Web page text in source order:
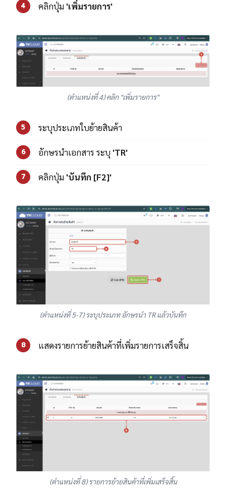
4 คลิกปุ่ม 'เพิ่มรายการ'
(ตำแหน่งที่ 4) คลิก "เพิ่มรายการ"
5 ระบุประเภทใบย้ายสินค้า
6 อักษรนำเอกสาร ระบุ 'TR'
7 คลิกปุ่ม 'บันทึก [F2]'
(ตำแหน่งที่ 5-7) ระบุประเภท อักษรนำ TR แล้วบันทึก
8 แสดงรายการย้ายสินค้าที่เพิ่มรายการเสร็จสิ้น
(ตำแหน่งที่ 8) รายการย้ายสินค้าที่เพิ่มเสร็จสิ้น